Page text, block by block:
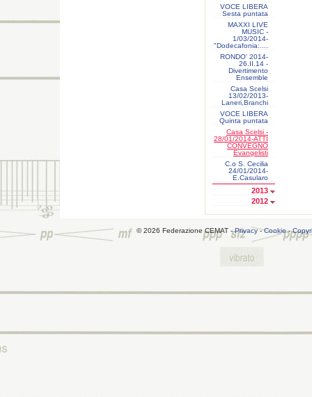
VOCE LIBERA
Sesta puntata
MAXXI LIVE
MUSIC -
1/03/2014-
"Dodecafonia:....
RONDO' 2014-
26.II.14 -
Divertimento
Ensemble
Casa Scelsi
13/02/2013-
Laneri,Branchi
VOCE LIBERA
Quinta puntata
Casa Scelsi -
28/01/2014-ATTI
CONVEGNO
Evangelisti
C.o S. Cecilia
24/01/2014-
E.Casularo
2013
2012
© 2026 Federazione CEMAT -Privacy-Cookie-